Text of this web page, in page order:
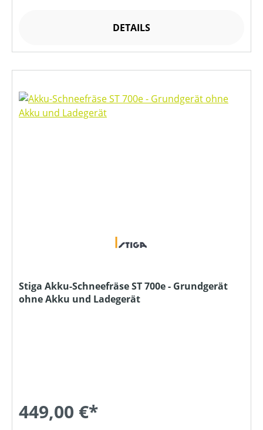
DETAILS
Stiga Akku-Schneefräse ST 700e - Grundgerät
ohne Akku und Ladegerät
449,00 €*